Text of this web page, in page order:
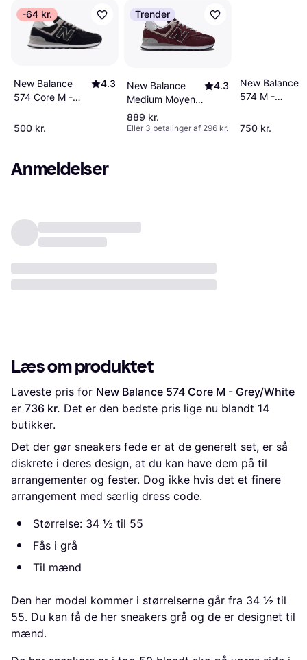
-64 kr.
New Balance
574 Core M -
4.3
500 kr.
Trender
New Balance
Medium Moyen
Sneakers -
Bordeaux
4.3
889 kr.
Eller 3 betalinger af 296 kr.
New Balance
574 M -
750 kr.
Anmeldelser
Læs om produktet
Laveste pris for New Balance 574 Core M - Grey/White
er 736 kr. Det er den bedste pris lige nu blandt 14
butikker.
Det der gør sneakers fede er at de generelt set, er så
diskrete i deres design, at du kan have dem på til
arrangementer og fester. Dog ikke hvis det et finere
arrangement med særlig dress code.
Størrelse: 34 ½ til 55
Fås i grå
Til mænd
Den her model kommer i størrelserne går fra 34 ½ til
55. Du kan få de her sneakers grå og de er designet til
mænd.